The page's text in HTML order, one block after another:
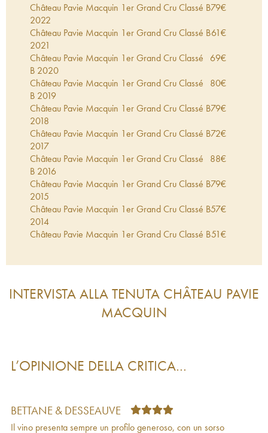
Château Pavie Macquin 1er Grand Cru Classé B
2022
79€
Château Pavie Macquin 1er Grand Cru Classé B
2021
61€
Château Pavie Macquin 1er Grand Cru Classé
B 2020
69€
Château Pavie Macquin 1er Grand Cru Classé
B 2019
80€
Château Pavie Macquin 1er Grand Cru Classé B
2018
79€
Château Pavie Macquin 1er Grand Cru Classé B
2017
72€
Château Pavie Macquin 1er Grand Cru Classé
B 2016
88€
Château Pavie Macquin 1er Grand Cru Classé B
2015
79€
Château Pavie Macquin 1er Grand Cru Classé B
2014
57€
Château Pavie Macquin 1er Grand Cru Classé B51€
Château Pavie Macquin 1er Grand Cru Classé
B 2011
Château Pavie Macquin 1er Grand Cru Classé
Château Pavie Macquin 1er Grand Cru Classé B
2008
Château Pavie Macquin 1er Grand Cru Classé B
INTERVISTA ALLA TENUTA CHÂTEAU PAVIE
MACQUIN
L’OPINIONE DELLA CRITICA…
BETTANE & DESSEAUVE
Il vino presenta sempre un profilo generoso, con un sorso